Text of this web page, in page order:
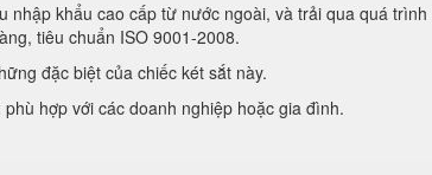
nhập khẩu cao cấp từ nước ngoài, và trải qua quá trình
tiêu chuẩn ISO 9001-2008.
đặc biệt của chiếc két sắt này.
hợp với các doanh nghiệp hoặc gia đình.